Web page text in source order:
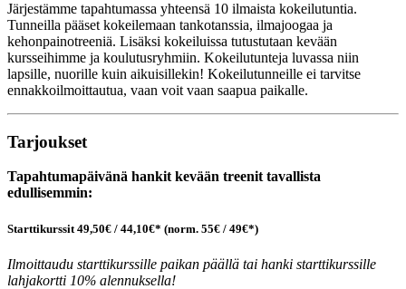
Järjestämme tapahtumassa yhteensä 10 ilmaista kokeilutuntia.
Tunneilla pääset kokeilemaan tankotanssia, ilmajoogaa ja
kehonpainotreeniä. Lisäksi kokeiluissa tutustutaan kevään
kursseihimme ja koulutusryhmiin. Kokeilutunteja luvassa niin
lapsille, nuorille kuin aikuisillekin! Kokeilutunneille ei tarvitse
ennakkoilmoittautua, vaan voit vaan saapua paikalle.
Tarjoukset
Tapahtumapäivänä hankit kevään treenit tavallista
edullisemmin:
Starttikurssit 49,50€ / 44,10€* (norm. 55€ / 49€*)
Ilmoittaudu starttikurssille paikan päällä tai hanki starttikurssille
lahjakortti 10% alennuksella!